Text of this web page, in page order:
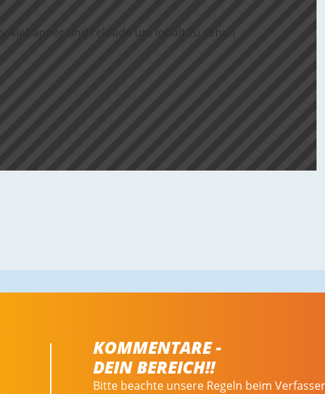
und reloade um Inhalt zu sehen
KOMMENTARE -
DEIN BEREICH!!
Bitte beachte unsere Regeln beim